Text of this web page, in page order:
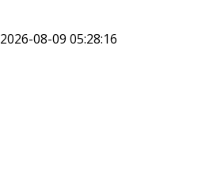
2026-08-09 05:28:16